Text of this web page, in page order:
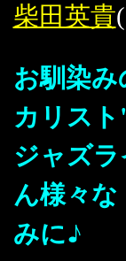
柴田英貴
お馴染
カリス
ジャズ
ん様々
みに♪